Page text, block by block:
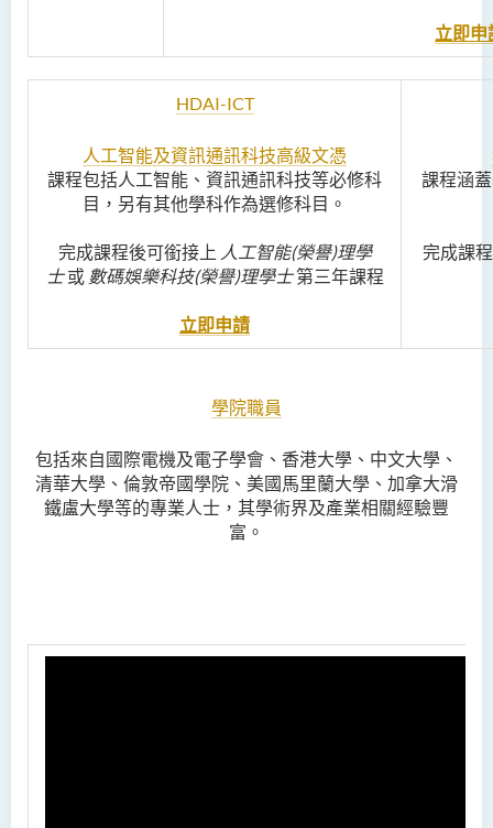
立即申
HDAI-ICT
人工智能及資訊通訊科技高級文憑
課程包括人工智能、資訊通訊科技等必修科
目，另有其他學科作為選修科目。
完成課程後可銜接上 人工智能(榮譽)理學
士 或 數碼娛樂科技(榮譽)理學士 第三年課程
立即申請
課程涵
完成課
學院職員
包括來自國際電機及電子學會、香港大學、中文大學、
清華大學、倫敦帝國學院、美國馬里蘭大學、加拿大滑
鐵盧大學等的專業人士，其學術界及產業相關經驗豐
富。